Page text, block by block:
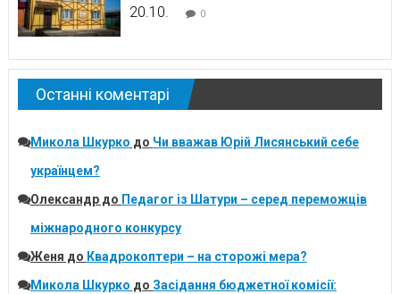
20.10. 0
Останні коментарі
Микола Шкурко до Чи вважав Юрій Лисянський себе
українцем?
Олександрдо Педагог із Шатури – серед переможців
міжнародного конкурсу
Женя до Квадрокоптери – на сторожі мера?
Микола Шкурко до Засідання бюджетної комісії: